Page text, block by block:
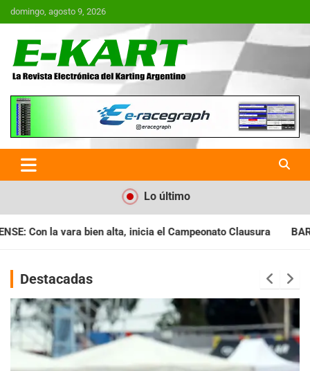
Saltar
al
domingo, agosto 9, 2026
E-Kart.com.ar | La Revista
Electrónica del Karting en
Argentina
Lo último
el Campeonato Clausura BARILOCHENSE: Preparan una
Destacadas